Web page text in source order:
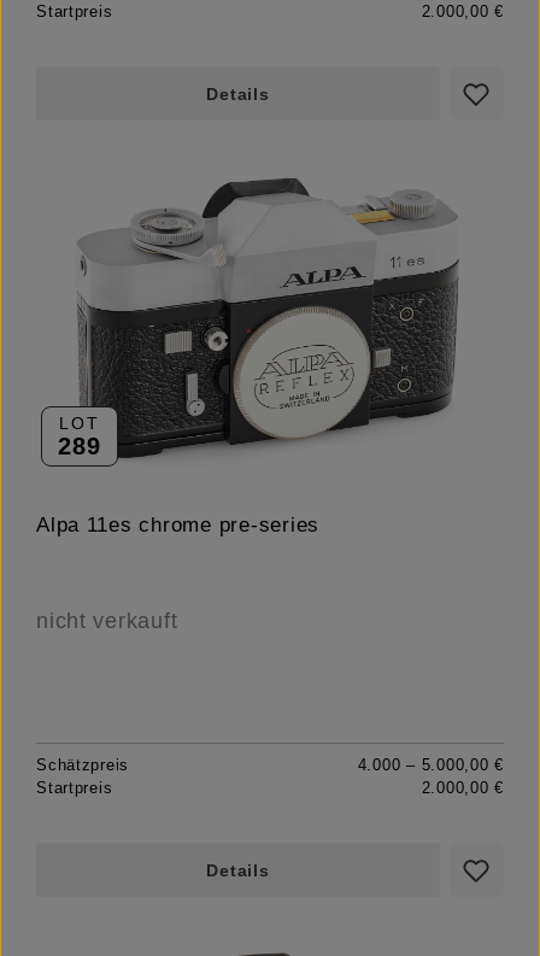
Startpreis
2.000,00 €
Details
LOT
289
Alpa 11es chrome pre-series
nicht verkauft
Schätzpreis
4.000 – 5.000,00 €
Startpreis
2.000,00 €
Details